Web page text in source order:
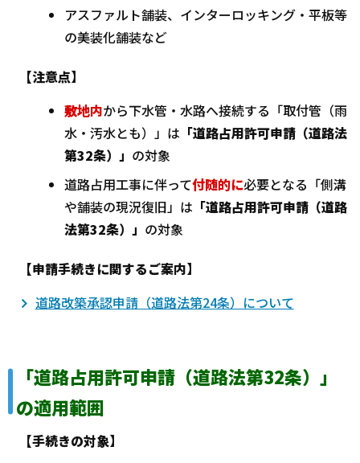
アスファルト舗装、インターロッキング・平板等
の美装化舗装など
【注意点】
敷地内から下水管・水路へ接続する「取付管（雨
水・汚水とも）」は 「道路占用許可申請（道路法
第32条）」 の対象
道路占用工事に伴って付随的に必要となる「側溝
や舗装の現況復旧」は 「道路占用許可申請（道路
法第32条）」 の対象
【申請手続きに関するご案内】
道路改築承認申請（道路法第24条）について
「道路占用許可申請（道路法第32条）」
の適用範囲
【手続きの対象】